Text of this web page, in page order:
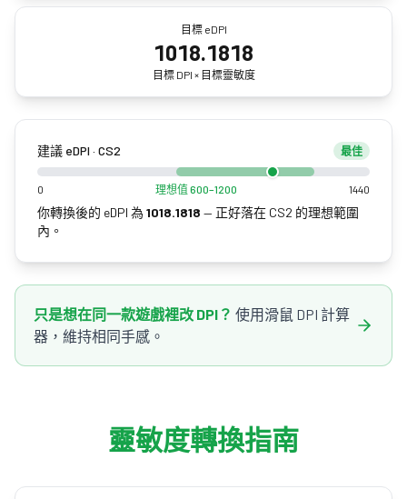
目標 eDPI
1018.1818
目標 DPI × 目標靈敏度
建議 eDPI · CS2 最佳
0 理想值 600–1200 1440
你轉換後的 eDPI 為 1018.1818 — 正好落在 CS2 的理想範圍
內。
只是想在同一款遊戲裡改 DPI？ 使用滑鼠 DPI 計算
器，維持相同手感。
靈敏度轉換指南